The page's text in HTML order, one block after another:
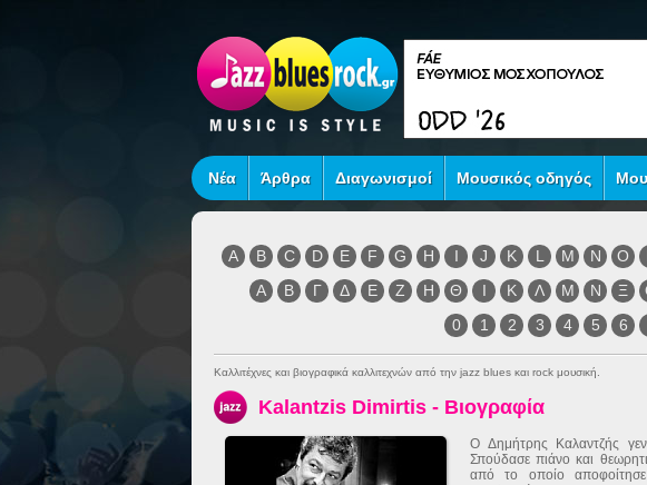
Νέα Άρθρα Διαγωνισμοί Μουσικός οδηγός
A B C D E F G H I J K L M N O
Α
Β Γ Δ Ε Ζ Η Θ Ι Κ Λ Μ Ν Ξ
0
1 2 3 4 5 6
Καλλιτέχνες και βιογραφικά καλλιτεχνών από την jazz blues και rock μουσική.
Kalantzis Dimirtis - Βιογραφία
Ο Δημήτρης Καλαντζής
Σπούδασε πιάνο και
από το οποίο